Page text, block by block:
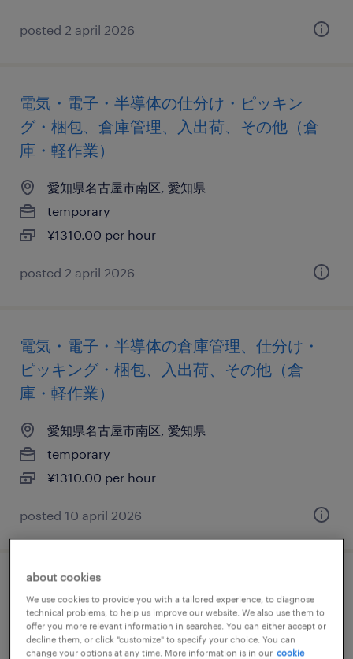
posted 2 april 2026
電気・電子・半導体の仕分け・ピッキン
グ・梱包、倉庫管理、入出荷、その他（倉
庫・軽作業）
愛知県名古屋市南区, 愛知県
temporary
¥1310.00 per hour
posted 2 april 2026
電気・電子・半導体の倉庫管理、仕分け・
ピッキング・梱包、入出荷、その他（倉
庫・軽作業）
愛知県名古屋市南区, 愛知県
temporary
¥1310.00 per hour
posted 10 april 2026
自動車・輸送機器の個配・宅配・ルート・
配送、中型トラック、準中型免許、中型免
許
about cookies
We use cookies to provide you with a tailored experience, to diagnose
technical problems, to help us improve our website. We also use them to
offer you more relevant information in searches. You can either accept or
decline them, or click "customize" to specify your choice. You can
change your options at any time. More information is in our cookie